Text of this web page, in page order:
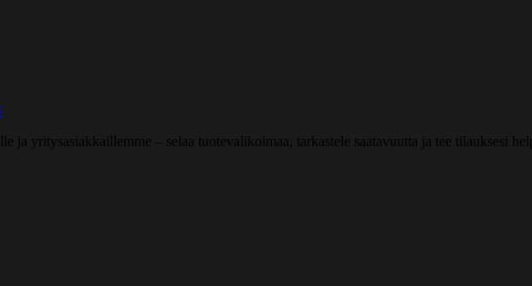
ja yritysasiakkaillemme – selaa tuotevalikoimaa, tarkastele saatavuutta ja tee tilauksesi